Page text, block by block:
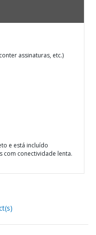
assinaturas, etc.)
e está incluído
com conectividade lenta.